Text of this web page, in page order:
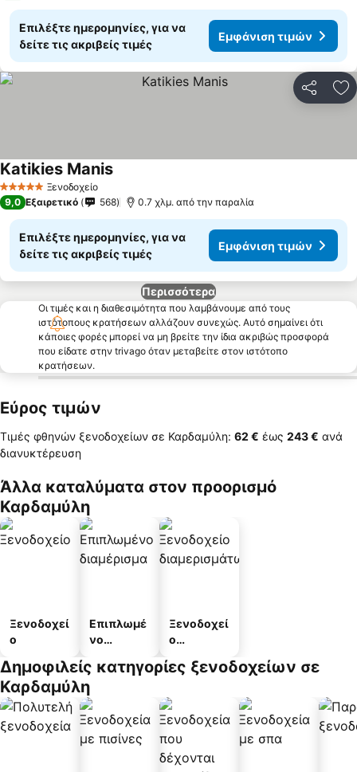
Επιλέξτε ημερομηνίες, για να
δείτε τις ακριβείς τιμές
Εμφάνιση τιμών
5 Αστέρια Ξενοδοχείο
Katikies ManisΕμφάνιση τιμών
9,0 Εξαιρετικό 568 0.7 χλμ. από την παραλία
Επιλέξτε ημερομηνίες, για να
δείτε τις ακριβείς τιμές
Εμφάνιση τιμών
Περισσότερα
Οι τιμές και η διαθεσιμότητα που λαμβάνουμε από τους
ιστότοπους κρατήσεων αλλάζουν συνεχώς. Αυτό σημαίνει ότι
κάποιες φορές μπορεί να μη βρείτε την ίδια ακριβώς προσφορά
που είδατε στην trivago όταν μεταβείτε στον ιστότοπο
κρατήσεων.
Εύρος τιμών
Τιμές φθηνών ξενοδοχείων σε Καρδαμύλη: ‎62 € έως ‎243 € ανά
διανυκτέρευση
Άλλα καταλύματα στον προορισμό
Καρδαμύλη
Ξενοδοχεί
ο
Επιπλωμέ
νο
α
Ξενοδοχεί
ο
άτων
Δημοφιλείς κατηγορίες ξενοδοχείων σε
Καρδαμύλη